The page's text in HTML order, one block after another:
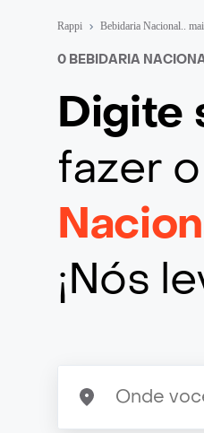
Rappi Bebidaria Nacional..
0 BEBIDARIA
Digite
fazer
¡Nós